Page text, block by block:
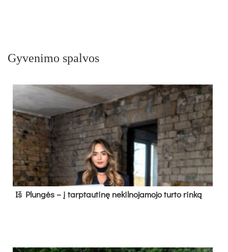
Gyvenimo spalvos
Iš Plungės – į tarptautinę nekilnojamojo turto rinką